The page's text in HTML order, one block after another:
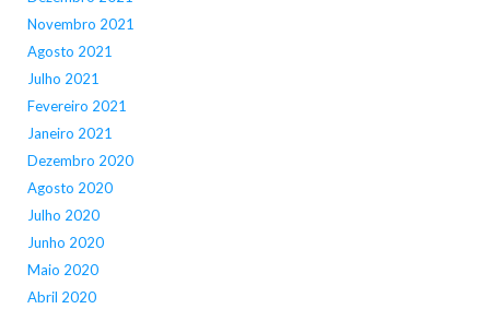
Novembro 2021
Agosto 2021
Julho 2021
Fevereiro 2021
Janeiro 2021
Dezembro 2020
Agosto 2020
Julho 2020
Junho 2020
Maio 2020
Abril 2020